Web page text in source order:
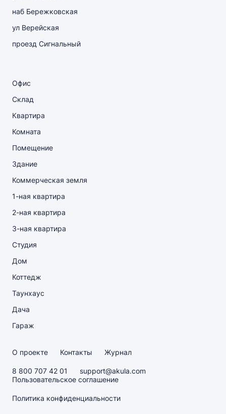
наб Бережковская
ул Верейская
проезд Сигнальный
Офис
Склад
Квартира
Комната
Помещение
Здание
Коммерческая земля
1-ная квартира
2-ная квартира
3-ная квартира
Студия
Дом
Коттедж
Таунхаус
Дача
Гараж
О проекте Контакты Журнал
8 800 707 42 01
support@akula.com
Пользовательское соглашение
Политика конфиденциальности